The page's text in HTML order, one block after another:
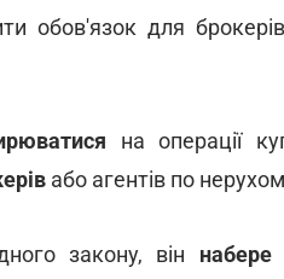
обов'язок для
на операції
або агентів по
закону, він набере